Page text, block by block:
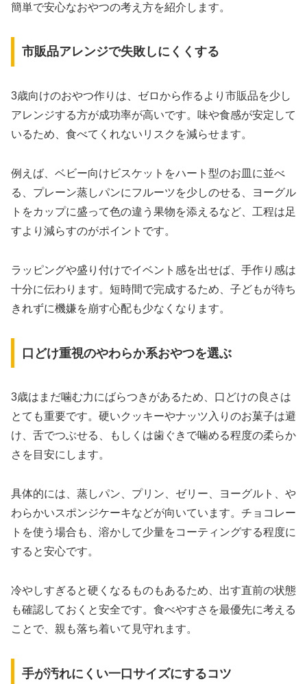
簡単で安心なおやつの考え方を紹介します。
市販品アレンジで失敗しにくくする
3歳向けのおやつ作りは、ゼロから作るより市販品を少し
アレンジする方が成功率が高いです。味や食感が安定して
いるため、食べてくれないリスクを減らせます。
例えば、ベビー向けビスケットをハート型のお皿に並べ
る、プレーン蒸しパンにフルーツを少しのせる、ヨーグル
トをカップに盛って色の違う果物を添えるなど、工程は足
すより減らすのがポイントです。
ラッピングや盛り付けでイベント感を出せば、手作り感は
十分に伝わります。短時間で完成するため、子どもが待ち
きれずに機嫌を崩す心配も少なくなります。
口どけ重視のやわらか系おやつを選ぶ
3歳はまだ噛む力にばらつきがあるため、口どけの良さは
とても重要です。硬いクッキーやナッツ入りのお菓子は避
け、舌でつぶせる、もしくは歯ぐきで噛める程度の柔らか
さを目安にします。
具体的には、蒸しパン、プリン、ゼリー、ヨーグルト、や
わらかいスポンジケーキなどが向いています。チョコレー
トを使う場合も、溶かして少量をコーティングする程度に
すると安心です。
冷やしすぎると硬くなるものもあるため、出す直前の状態
も確認しておくと安全です。食べやすさを最優先に考える
ことで、親も落ち着いて見守れます。
手が汚れにくい一口サイズにするコツ